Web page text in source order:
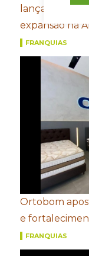
lança e-
expansão na
FRANQUIAS
Ortobom
e
FRANQUIAS